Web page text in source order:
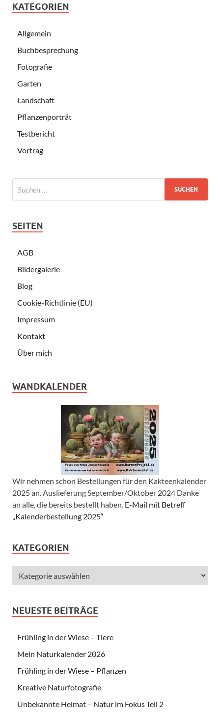
KATEGORIEN
Allgemein
Buchbesprechung
Fotografie
Garten
Landschaft
Pflanzenporträt
Testbericht
Vortrag
SEITEN
AGB
Bildergalerie
Blog
Cookie-Richtlinie (EU)
Impressum
Kontakt
Über mich
WANDKALENDER
Wir nehmen schon Bestellungen für den Kakteenkalender
2025 an. Auslieferung September/Oktober 2024 Danke
an alle, die bereits bestellt haben. E-Mail mit Betreff
„Kalenderbestellung 2025“
KATEGORIEN
NEUESTE BEITRÄGE
Frühling in der Wiese – Tiere
Mein Naturkalender 2026
Frühling in der Wiese – Pflanzen
Kreative Naturfotografie
Unbekannte Heimat – Natur im Fokus Teil 2